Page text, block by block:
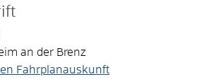
an der Brenz
Fahrplanauskunft